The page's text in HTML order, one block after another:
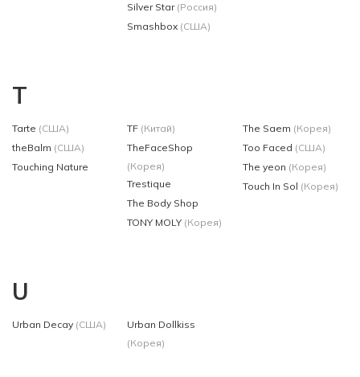
Silver Star (Россия)
Smashbox (США)
T
Tarte (США)
theBalm (США)
Touching Nature
TF (Китай)
TheFaceShop
(Корея)
Trestique
The Body Shop
TONY MOLY (Корея)
The Saem (Корея)
Too Faced (США)
The yeon (Корея)
Touch In Sol (Корея)
U
Urban Decay (США)
Urban Dollkiss
(Корея)